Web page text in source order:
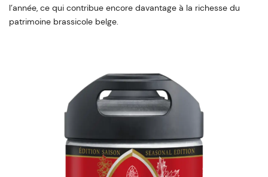
l’année, ce qui contribue encore davantage à la richesse du
patrimoine brassicole belge.